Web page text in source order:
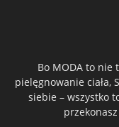
Bo MODA to nie
pielęgnowanie ciała,
siebie – wszystko